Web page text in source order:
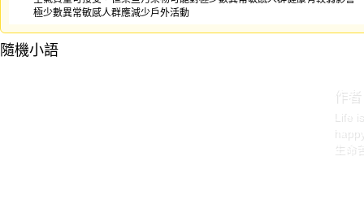
極少數異常敏感人群應減少戶外活動
隨機小語
作
Life
生命